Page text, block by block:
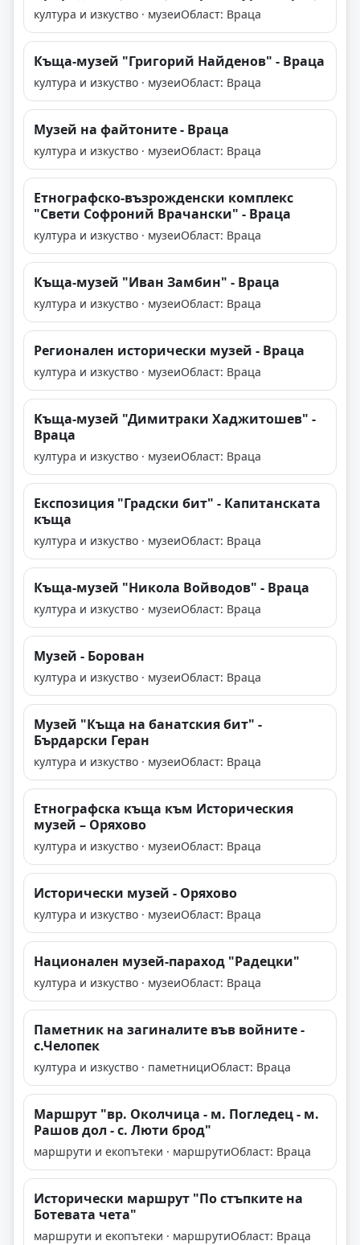
култура и изкуство · музеиОбласт: Враца
Къща-музей "Григорий Найденов" - Враца
култура и изкуство · музеиОбласт: Враца
Музей на файтоните - Враца
култура и изкуство · музеиОбласт: Враца
Етнографско-възрожденски комплекс
"Свети Софроний Врачански" - Враца
култура и изкуство · музеиОбласт: Враца
Къща-музей "Иван Замбин" - Враца
култура и изкуство · музеиОбласт: Враца
Регионален исторически музей - Враца
култура и изкуство · музеиОбласт: Враца
Kъща-музей "Димитраки Хаджитошев" -
Враца
култура и изкуство · музеиОбласт: Враца
Експозиция "Градски бит" - Капитанската
къща
култура и изкуство · музеиОбласт: Враца
Къща-музей "Никола Войводов" - Враца
култура и изкуство · музеиОбласт: Враца
Музей - Борован
култура и изкуство · музеиОбласт: Враца
Музей "Къща на банатския бит" -
Бърдарски Геран
култура и изкуство · музеиОбласт: Враца
Етнографска къща към Историческия
музей – Оряхово
култура и изкуство · музеиОбласт: Враца
Исторически музей - Оряхово
култура и изкуство · музеиОбласт: Враца
Национален музей-параход "Радецки"
култура и изкуство · музеиОбласт: Враца
Паметник на загиналите във войните -
с.Челопек
култура и изкуство · паметнициОбласт: Враца
Маршрут "вр. Околчица - м. Погледец - м.
Рашов дол - с. Люти брод"
маршрути и екопътеки · маршрутиОбласт: Враца
Исторически маршрут "По стъпките на
Ботевата чета"
маршрути и екопътеки · маршрутиОбласт: Враца